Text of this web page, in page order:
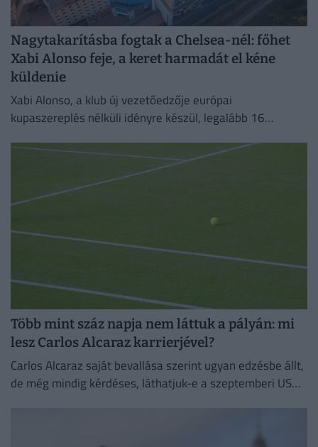
Nagytakarításba fogtak a Chelsea-nél: főhet
Xabi Alonso feje, a keret harmadát el kéne
küldenie
Xabi Alonso, a klub új vezetőedzője európai
kupaszereplés nélküli idényre készül, legalább 16
Több mint száz napja nem láttuk a pályán: mi
lesz Carlos Alcaraz karrierjével?
Carlos Alcaraz saját bevallása szerint ugyan edzésbe állt,
de még mindig kérdéses, láthatjuk-e a szeptemberi US